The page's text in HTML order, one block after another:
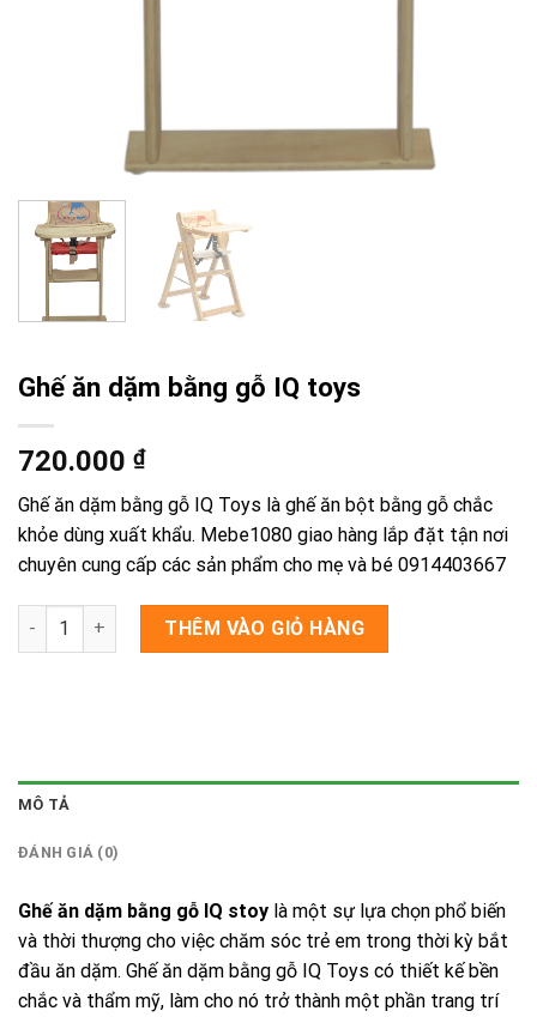
Ghế ăn dặm bằng gỗ IQ toys
720.000 ₫
Ghế ăn dặm bằng gỗ IQ Toys là ghế ăn bột bằng gỗ chắc
khỏe dùng xuất khẩu. Mebe1080 giao hàng lắp đặt tận nơi
chuyên cung cấp các sản phẩm cho mẹ và bé 0914403667
Ghế ăn dặm bằng gỗ IQ toys số lượng
THÊM VÀO GIỎ HÀNG
MÔ TẢ
ĐÁNH GIÁ (0)
Ghế ăn dặm bằng gỗ IQ stoy là một sự lựa chọn phổ biến
và thời thượng cho việc chăm sóc trẻ em trong thời kỳ bắt
đầu ăn dặm. Ghế ăn dặm bằng gỗ IQ Toys có thiết kế bền
chắc và thẩm mỹ, làm cho nó trở thành một phần trang trí